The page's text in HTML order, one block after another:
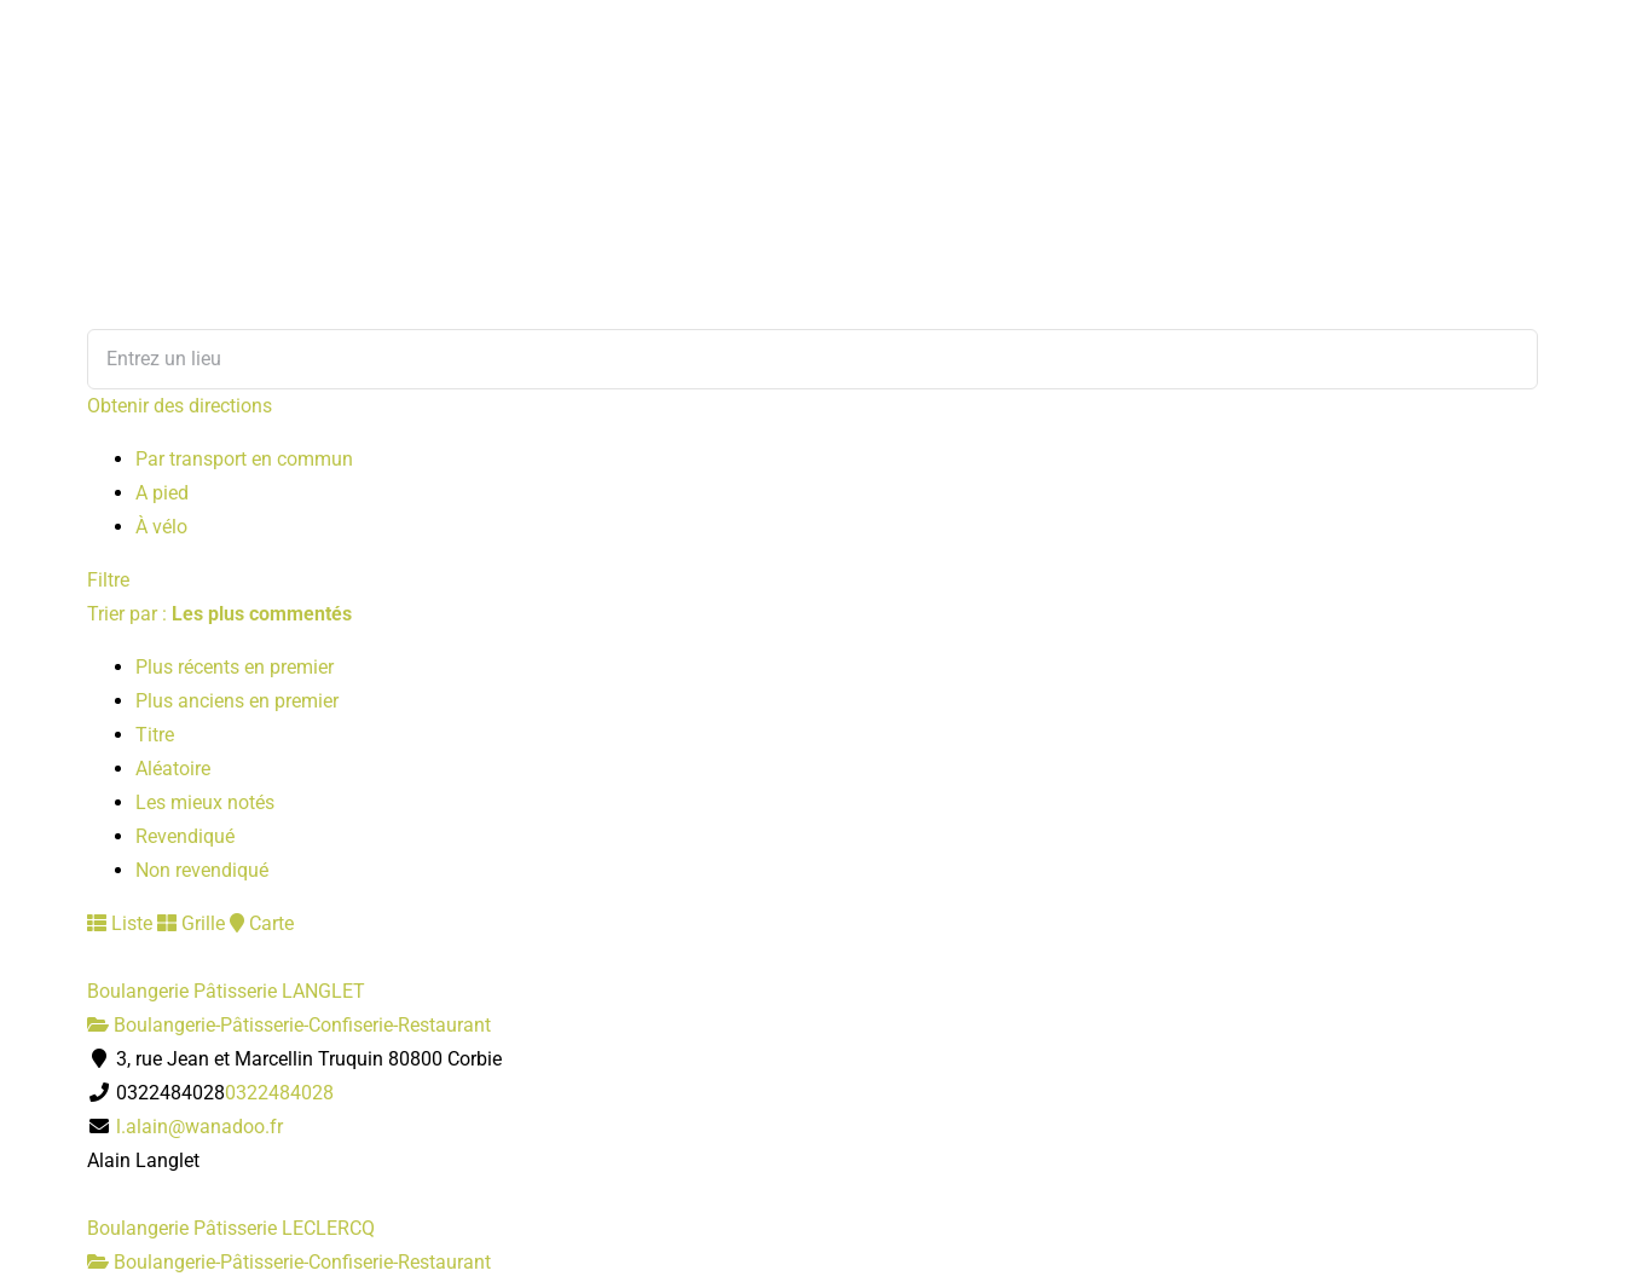
Obtenir des directions
Par transport en commun
A pied
À vélo
Filtre
Trier par : Les plus commentés
Plus récents en premier
Plus anciens en premier
Titre
Aléatoire
Les mieux notés
Revendiqué
Non revendiqué
Liste Grille Carte
Boulangerie Pâtisserie LANGLET
Boulangerie-Pâtisserie-Confiserie-Restaurant
3, rue Jean et Marcellin Truquin 80800 Corbie
03224840280322484028
l.alain@wanadoo.fr
Alain Langlet
Boulangerie Pâtisserie LECLERCQ
Boulangerie-Pâtisserie-Confiserie-Restaurant